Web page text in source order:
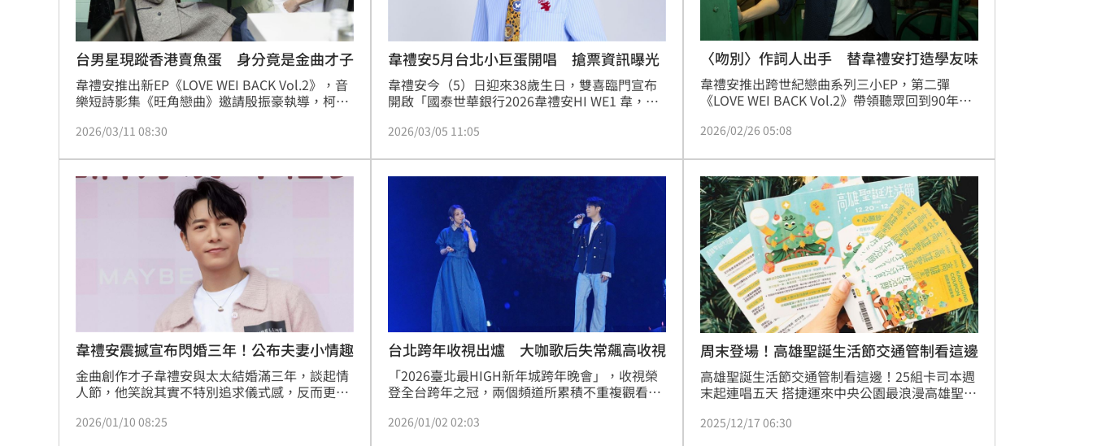
台男星現蹤香港賣魚蛋 身分竟是金曲才子
韋禮安推出新EP《LOVE WEI BACK Vol.2》，音
樂短詩影集《旺角戀曲》邀請殷振豪執導，柯煒
澳門取景。影集中，他化身賣魚蛋小哥「安
上香港茶餐廳的白色服務生制服、頭戴鴨舌帽樸
素登場，讓團隊驚呼「怎麼這麼像茶餐廳小
哥」，他開心笑說自己有融入角色中。
2026/03/11 08:30
韋禮安5月台北小巨蛋開唱 搶票資訊曝光
韋禮安今（5）日迎來38歲生日，雙喜臨門宣布
開啟「國泰世華銀行2026韋禮安HI WE1 韋，您
蛋，門票3月14日上午11時全面啟售。他笑說：
但我希望生日當天可以沒有電話，關掉手機，不
被打擾，好好享受me time的一天，但大概是現
在最奢侈的願望了。」
2026/03/05 11:05
〈吻別〉作詞人出手 替韋禮安打造學友味
韋禮安推出跨世紀戀曲系列三小EP，第二彈
《LOVE WEI BACK Vol.2》帶領聽眾回到90年
City pop、懺情獨白、抒情敘事的3首全新歌
大家體會滿城纏戀的朦朧孤獨、破碎遺憾、陰鬱
錯過。
2026/02/26 05:08
韋禮安震撼宣布閃婚三年！公布夫妻小情趣
金曲創作才子韋禮安與太太結婚滿三年，談起情
人節，他笑說其實不特別追求儀式感，反而更享
花、在沒有工作的日子偷偷送甜點到太太公司，
2026/01/10 08:25
台北跨年收視出爐 大咖歌后失常飆高收視
「2026臺北最HIGH新年城跨年晚會」，收視榮
登全台跨年之冠，兩個頻道所累積不重複觀看人
高點落在101煙火秀，收視飆升至4.13，而藝人
2026/01/02 02:03
周末登場！高雄聖誕生活節交通管制看這邊
高雄聖誕生活節交通管制看這邊！25組卡司本週
末起連唱五天 搭捷運來中央公園最浪漫高雄聖誕
「Golden公園大舞台」集結落日飛車Sunset
2025/12/17 06:30